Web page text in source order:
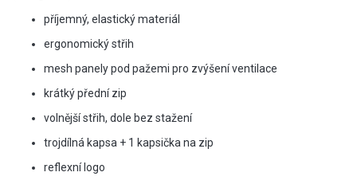
příjemný, elastický materiál
ergonomický střih
mesh panely pod pažemi pro zvýšení ventilace
krátký přední zip
volnější střih, dole bez stažení
trojdílná kapsa + 1 kapsička na zip
reflexní logo